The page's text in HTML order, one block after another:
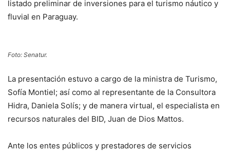
listado preliminar de inversiones para el turismo náutico y
fluvial en Paraguay.
Foto: Senatur.
La presentación estuvo a cargo de la ministra de Turismo,
Sofía Montiel; así como al representante de la Consultora
Hidra, Daniela Solís; y de manera virtual, el especialista en
recursos naturales del BID, Juan de Dios Mattos.
Ante los entes públicos y prestadores de servicios